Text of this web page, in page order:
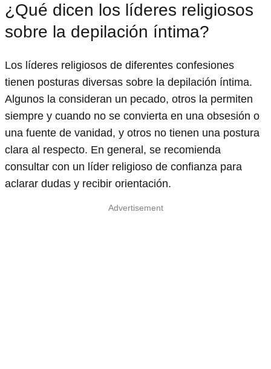
¿Qué dicen los líderes religiosos
sobre la depilación íntima?
Los líderes religiosos de diferentes confesiones
tienen posturas diversas sobre la depilación íntima.
Algunos la consideran un pecado, otros la permiten
siempre y cuando no se convierta en una obsesión o
una fuente de vanidad, y otros no tienen una postura
clara al respecto. En general, se recomienda
consultar con un líder religioso de confianza para
aclarar dudas y recibir orientación.
Advertisement